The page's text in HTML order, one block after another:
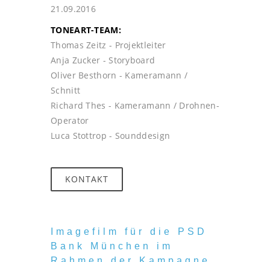
21.09.2016
TONEART-TEAM:
Thomas Zeitz - Projektleiter
Anja Zucker - Storyboard
Oliver Besthorn - Kameramann /
Schnitt
Richard Thes - Kameramann / Drohnen-
Operator
Luca Stottrop - Sounddesign
KONTAKT
Imagefilm für die PSD
Bank München im